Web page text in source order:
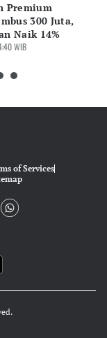
Premium
300 Juta,
Naik 14%
WIB
of Services